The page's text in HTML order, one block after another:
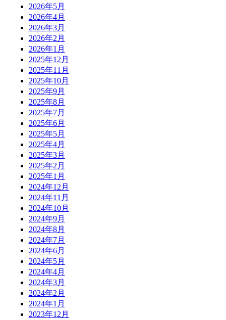
2026年5月
2026年4月
2026年3月
2026年2月
2026年1月
2025年12月
2025年11月
2025年10月
2025年9月
2025年8月
2025年7月
2025年6月
2025年5月
2025年4月
2025年3月
2025年2月
2025年1月
2024年12月
2024年11月
2024年10月
2024年9月
2024年8月
2024年7月
2024年6月
2024年5月
2024年4月
2024年3月
2024年2月
2024年1月
2023年12月